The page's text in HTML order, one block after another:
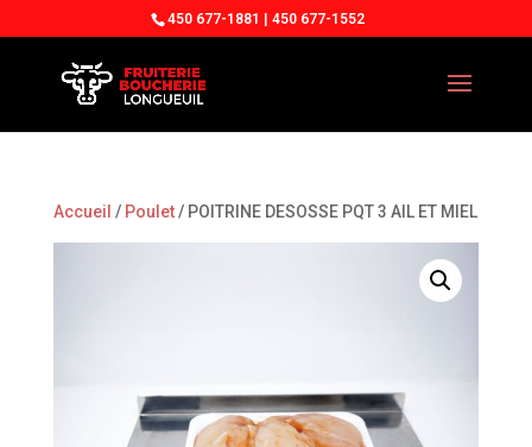
450 677-1881 | 450 677-1552
Accueil / Poulet/ POITRINE DESOSSE PQT 3 AIL ET MIEL